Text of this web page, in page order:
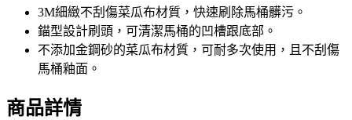
3M細緻不刮傷菜瓜布材質，快速刷除馬桶髒污。
錨型設計刷頭，可清潔馬桶的凹槽跟底部。
不添加金鋼砂的菜瓜布材質，可耐多次使用，且不刮傷
馬桶釉面。
商品詳情